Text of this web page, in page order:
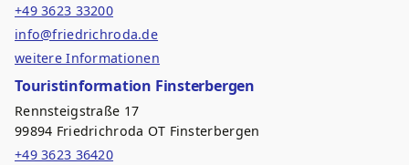
+49 3623 33200
info@friedrichroda.de
weitere Informationen
Touristinformation Finsterbergen
Rennsteigstraße 17
99894 Friedrichroda OT Finsterbergen
+49 3623 36420